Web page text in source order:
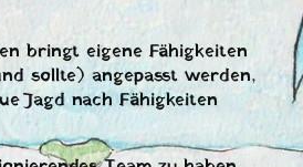
bringt eigene Fähigkeiten
sollte) angepasst werden,
Jagd nach Fähigkeiten